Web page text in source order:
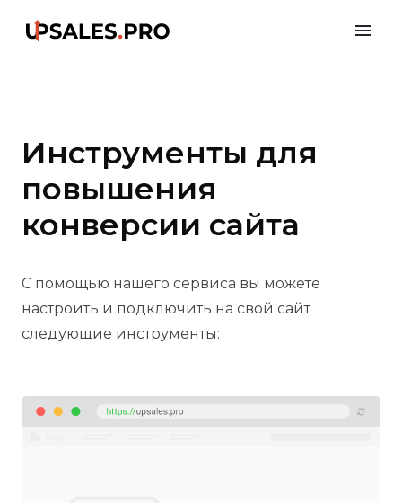
Инструменты для
повышения
конверсии сайта
С помощью нашего сервиса вы можете
настроить и подключить на свой сайт
следующие инструменты: